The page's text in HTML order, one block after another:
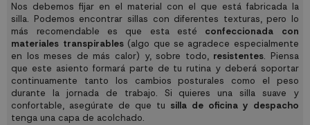
Nos debemos fijar en el material con el que está fabricada la
silla. Podemos encontrar sillas con diferentes texturas, pero lo
más recomendable es que esta esté confeccionada con
materiales transpirables (algo que se agradece especialmente
en los meses de más calor) y, sobre todo,resistentes. Piensa
que este asiento formará parte de tu rutina y deberá soportar
continuamente tanto los cambios posturales como el peso
durante la jornada de trabajo. Si quieres una silla suave y
confortable, asegúrate de que tu silla de oficina y despacho
tenga una capa de acolchado.